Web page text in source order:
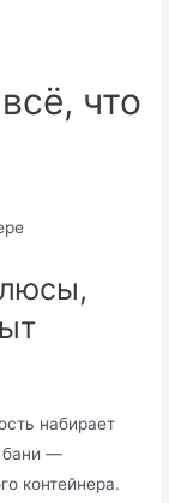
что
набирает
бани —
контейнера.